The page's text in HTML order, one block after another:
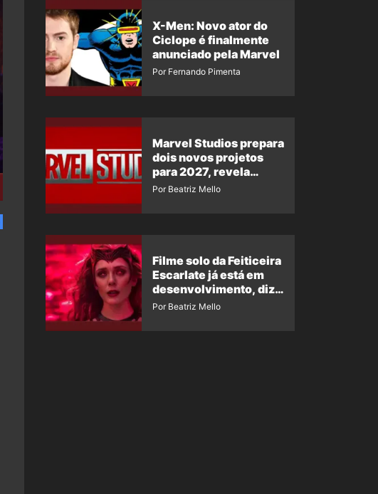
X-Men: Novo ator do
Ciclope é finalmente
anunciado pela Marvel
Por Fernando Pimenta
Marvel Studios prepara
dois novos projetos
para 2027, revela
insider
Por Beatriz Mello
Filme solo da Feiticeira
Escarlate já está em
desenvolvimento, diz
insider
Por Beatriz Mello